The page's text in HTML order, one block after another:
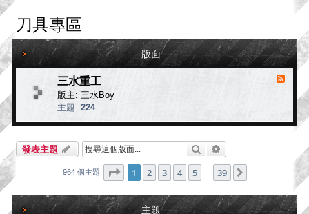
刀具專區
版面
-
三水重工
版主: 三水Boy
主題: 224
發表主題 搜尋
964 個主題 第 1 頁 (共39 頁)
1 2 3 4 5 39
主題